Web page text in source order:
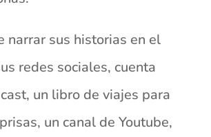
narrar sus historias en el
redes sociales, cuenta
un libro de viajes para
un canal de Youtube,